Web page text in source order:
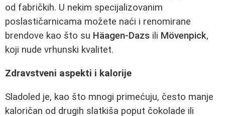
od fabričkih. U nekim specijalizovanim
poslastičarnicama možete naći i renomirane
brendove kao što su Häagen-Dazs ili Mövenpick,
koji nude vrhunski kvalitet.
Zdravstveni aspekti i kalorije
Sladoled je, kao što mnogi primećuju, često manje
kaloričan od drugih slatkiša poput čokolade ili